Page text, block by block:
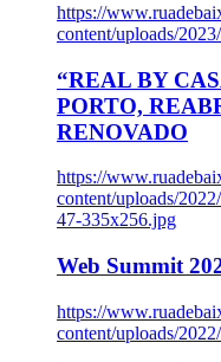
https://
content/uploads/
“REAL BY
PORTO,
RENOVADO
https://
content/uploads/
47-335x256.jpg
Web Summit
https://
content/uploads/